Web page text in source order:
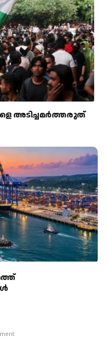
അടിച്ചമര്‍ത്തരുത്